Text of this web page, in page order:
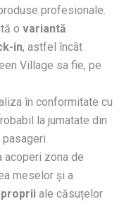
profesionale.
ovariantă
in, astfel încât
Village sa fie, pe
în conformitate cu
la jumatate din
acoperi zona de
meselor și a
ale căsuțelor